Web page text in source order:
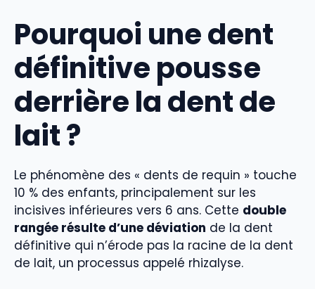
Pourquoi une dent
définitive pousse
derrière la dent de
lait ?
Le phénomène des « dents de requin » touche
10 % des enfants, principalement sur les
incisives inférieures vers 6 ans. Cette double
rangée résulte d’une déviation de la dent
définitive qui n’érode pas la racine de la dent
de lait, un processus appelé rhizalyse.